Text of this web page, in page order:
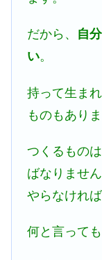
だから、 自
い。
持って生ま
ものもありま
つくるもの
ばなりませ
やらなけれ
何と言って